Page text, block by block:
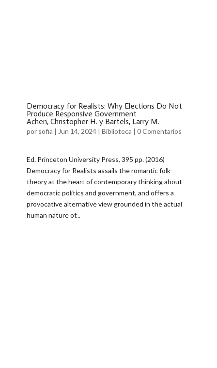
Democracy for Realists: Why Elections Do Not
Produce Responsive Government
Achen, Christopher H. y Bartels, Larry M.
por sofia | Jun 14, 2024| Biblioteca | 0 Comentarios
Ed. Princeton University Press, 395 pp. (2016)
Democracy for Realists assails the romantic folk-
theory at the heart of contemporary thinking about
democratic politics and government, and offers a
provocative alternative view grounded in the actual
human nature of...